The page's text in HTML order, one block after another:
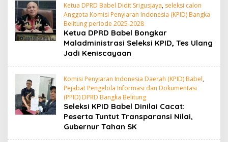
Ketua DPRD Babel Didit Srigusjaya, seleksi calon
Anggota Komisi Penyiaran Indonesia (KPID) Bangka
Belitung periode 2025-2028
Ketua DPRD Babel Bongkar
Maladministrasi Seleksi KPID, Tes Ulang
Jadi Keniscayaan
Komisi Penyiaran Indonesia Daerah (KPID) Babel,
Pejabat Pengelola Informasi dan Dokumentasi
(PPID) DPRD Bangka Belitung
Seleksi KPID Babel Dinilai Cacat:
Peserta Tuntut Transparansi Nilai,
Gubernur Tahan SK